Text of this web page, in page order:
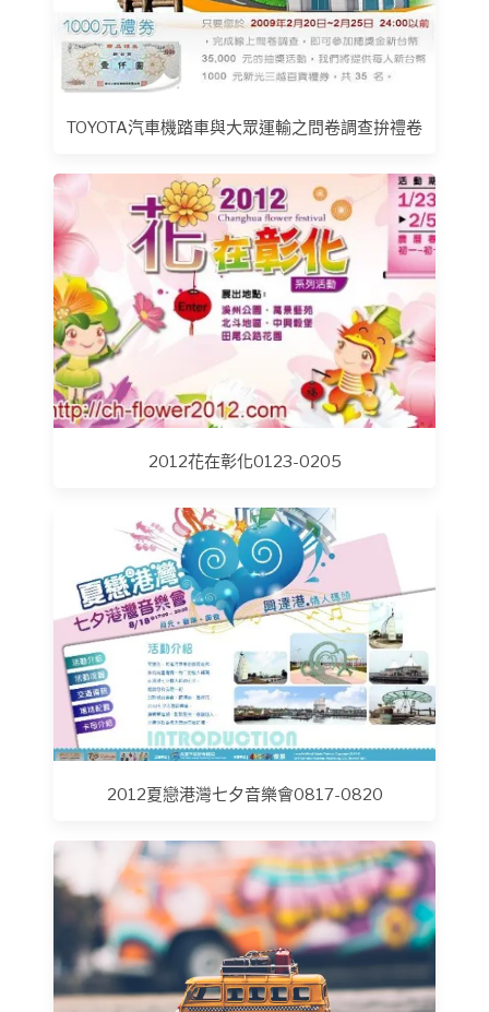
TOYOTA汽車機踏車與大眾運輸之問卷調查拚禮卷
2012花在彰化0123-0205
2012夏戀港灣七夕音樂會0817-0820